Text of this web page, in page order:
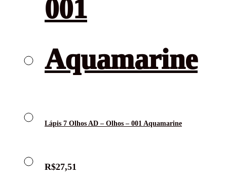
Lápis 7 Olhos AD – Olhos – 001 Aquamarine
R$27,51